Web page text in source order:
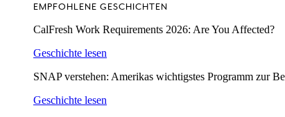
EMPFOHLENE GESCHICHTEN
CalFresh Work Requirements 2026: Are You Affected?
Geschichte lesen
SNAP verstehen: Amerikas wichtigstes Programm zur
Geschichte lesen